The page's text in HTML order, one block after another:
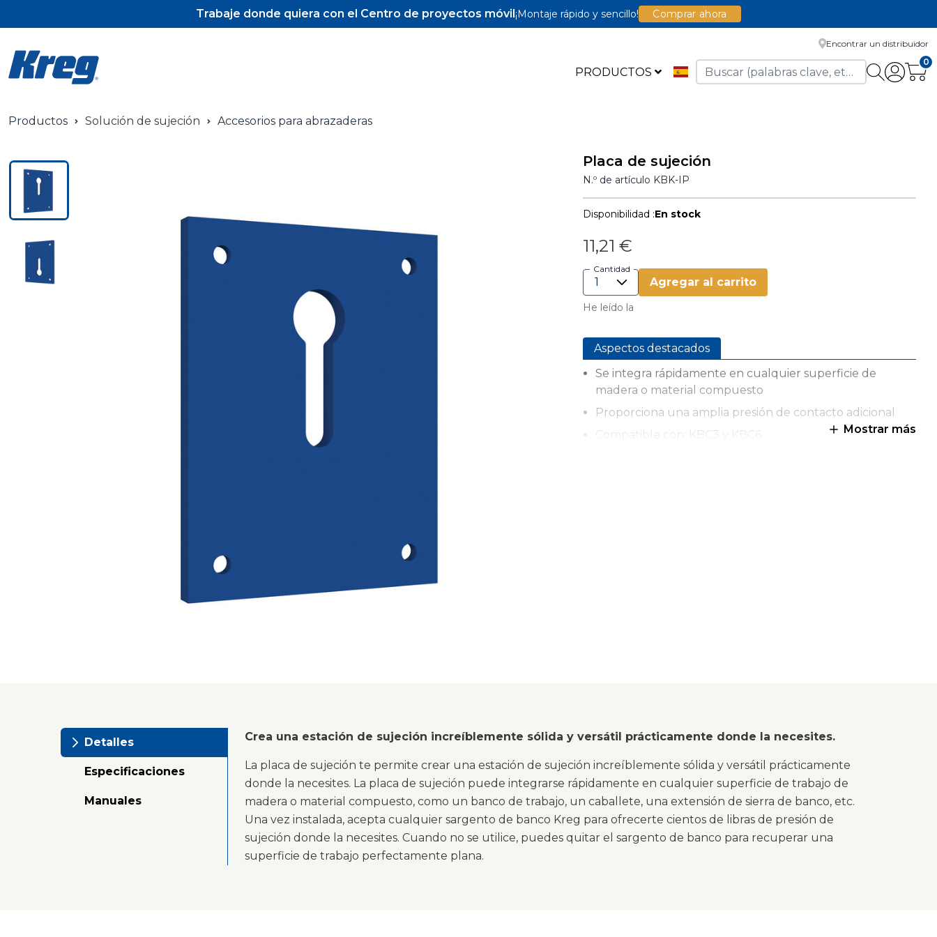
Trabaje donde quiera con el Centro de proyectos móvil¡Montaje rápido y sencillo! Comprar ahora
PRODUCTOS
Encontrar un distribuidor
0
Productos Solución de sujeción Accesorios para abrazaderas
Placa de sujeción
N.º de artículo KBK-IP
Disponibilidad :En stock
11,21 €
Cantidad
Agregar al carrito
He leído la
Aspectos destacados
Se integra rápidamente en cualquier superficie de
madera o material compuesto
Proporciona una amplia presión de contacto adicional
Compatible con: KBC3 y KBC6
Mostrar más
Detalles
Especificaciones
Manuales
Crea una estación de sujeción increíblemente sólida y versátil prácticamente donde la necesites.
La placa de sujeción te permite crear una estación de sujeción increíblemente sólida y versátil prácticamente
donde la necesites. La placa de sujeción puede integrarse rápidamente en cualquier superficie de trabajo de
madera o material compuesto, como un banco de trabajo, un caballete, una extensión de sierra de banco, etc.
Una vez instalada, acepta cualquier sargento de banco Kreg para ofrecerte cientos de libras de presión de
sujeción donde la necesites. Cuando no se utilice, puedes quitar el sargento de banco para recuperar una
superficie de trabajo perfectamente plana.